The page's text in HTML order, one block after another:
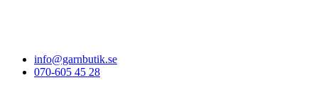
info@garnbutik.se
070-605 45 28